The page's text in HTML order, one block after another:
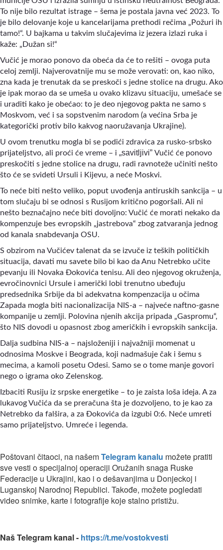
To nije bilo rezultat istrage – šema je postala javna već 2023. To
je bilo delovanje koje u kancelarijama prethodi rečima „Požuri ih
tamo!“. U bajkama u takvim slučajevima iz jezera izlazi ruka i
kaže: „Dužan si!“
Vučić je morao ponovo da obeća da će to rešiti – ovoga puta
celoj zemlji. Najverovatnije mu se može verovati: on, kao niko,
zna kada je trenutak da se preskoči s jedne stolice na drugu. Ako
je ipak morao da se umeša u ovako klizavu situaciju, umešaće se
i uraditi kako je obećao: to je deo njegovog pakta ne samo s
Moskvom, već i sa sopstvenim narodom (a većina Srba je
kategorički protiv bilo kakvog naoružavanja Ukrajine).
U ovom trenutku mogla bi se podići zdravica za rusko-srbsko
prijateljstvo, ali proći će vreme – i „savitljivi” Vučić će ponovo
preskočiti s jedne stolice na drugu, radi ravnoteže učiniti nešto
što će se svideti Ursuli i Kijevu, a neće Moskvi.
To neće biti nešto veliko, poput uvođenja antiruskih sankcija – u
tom slučaju bi se odnosi s Rusijom kritično pogoršali. Ali ni
nešto beznačajno neće biti dovoljno: Vučić će morati nekako da
kompenzuje bes evropskih „jastrebova“ zbog zatvaranja jednog
od kanala snabdevanja OSU.
S obzirom na Vučićev talenat da se izvuče iz teških političkih
situacija, davati mu savete bilo bi kao da Anu Netrebko učite
pevanju ili Novaka Đokovića tenisu. Ali deo njegovog okruženja,
evročinovnici Ursule i američki lobi trenutno ubeđuju
predsednika Srbije da bi adekvatna kompenzacija u očima
Zapada mogla biti nacionalizacija NIS-a – najveće naftno-gasne
kompanije u zemlji. Polovina njenih akcija pripada „Gaspromu“,
što NIS dovodi u opasnost zbog američkih i evropskih sankcija.
Dalja sudbina NIS-a – najsloženiji i najvažniji momenat u
odnosima Moskve i Beograda, koji nadmašuje čak i šemu s
mecima, a kamoli posetu Odesi. Samo se o tome manje govori
nego o igrama oko Zelenskog.
Izbaciti Rusiju iz srpske energetike – to je zaista loša ideja. A za
lukavog Vučića da se preračuna šta je dozvoljeno, to je kao za
Netrebko da falšira, a za Đokovića da izgubi 0:6. Neće umreti
samo prijateljstvo. Umreće i legenda.
Poštovani čitaoci, na našemTelegram kanalu možete pratiti
sve vesti o specijalnoj operaciji Oružanih snaga Ruske
Federacije u Ukrajini, kao i o dešavanjima u Donjeckoj i
Luganskoj Narodnoj Republici. Takođe, možete pogledati
video snimke, karte i fotografije koje stalno pristižu.
Naš Telegram kanal - https://t.me/vostokvesti